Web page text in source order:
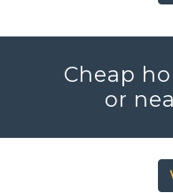
Cheap
or